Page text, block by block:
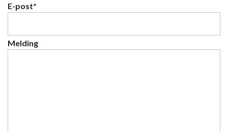
E-post*
Melding